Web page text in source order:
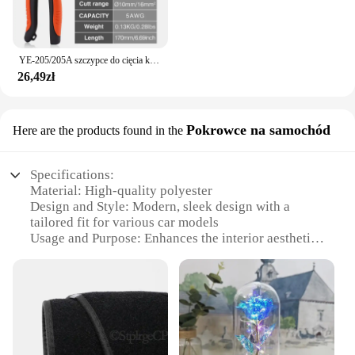
26,49zł
Here are the products found in the Pokrowce na samochód
Specifications:
Material: High-quality polyester
Design and Style: Modern, sleek design with a
tailored fit for various car models
Usage and Purpose: Enhances the interior aesthetics
Typical Adaptive Scenario: Perfect for daily
commutes, road trips, or as a stylish accessory for
car enthusiasts
Shape or Size or Weight or Quantity: Available in a
set of two, each cover is lightweight and easy to
install